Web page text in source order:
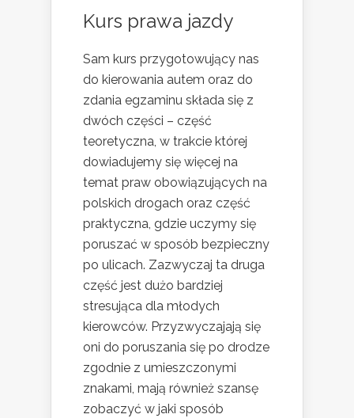
Kurs prawa jazdy
Sam kurs przygotowujący nas
do kierowania autem oraz do
zdania egzaminu składa się z
dwóch części – część
teoretyczna, w trakcie której
dowiadujemy się więcej na
temat praw obowiązujących na
polskich drogach oraz część
praktyczna, gdzie uczymy się
poruszać w sposób bezpieczny
po ulicach. Zazwyczaj ta druga
część jest dużo bardziej
stresująca dla młodych
kierowców. Przyzwyczajają się
oni do poruszania się po drodze
zgodnie z umieszczonymi
znakami, mają również szansę
zobaczyć w jaki sposób